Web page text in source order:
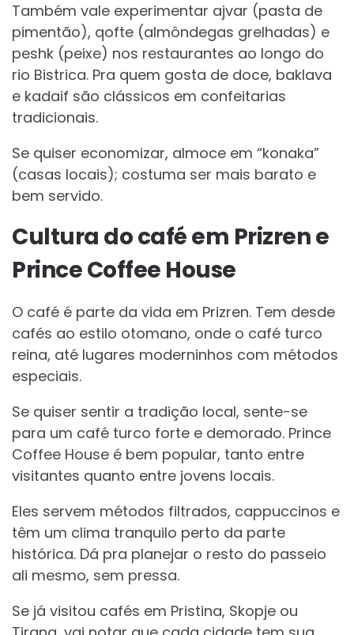
Também vale experimentar ajvar (pasta de
pimentão), qofte (almôndegas grelhadas) e
peshk (peixe) nos restaurantes ao longo do
rio Bistrica. Pra quem gosta de doce, baklava
e kadaif são clássicos em confeitarias
tradicionais.
Se quiser economizar, almoce em “konaka”
(casas locais); costuma ser mais barato e
bem servido.
Cultura do café em Prizren e
Prince Coffee House
O café é parte da vida em Prizren. Tem desde
cafés ao estilo otomano, onde o café turco
reina, até lugares moderninhos com métodos
especiais.
Se quiser sentir a tradição local, sente-se
para um café turco forte e demorado. Prince
Coffee House é bem popular, tanto entre
visitantes quanto entre jovens locais.
Eles servem métodos filtrados, cappuccinos e
têm um clima tranquilo perto da parte
histórica. Dá pra planejar o resto do passeio
ali mesmo, sem pressa.
Se já visitou cafés em Pristina, Skopje ou